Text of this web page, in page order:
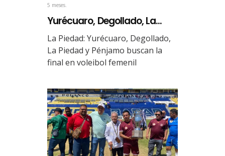
5 meses.
Yurécuaro, Degollado, La...
La Piedad: Yurécuaro, Degollado,
La Piedad y Pénjamo buscan la
final en voleibol femenil